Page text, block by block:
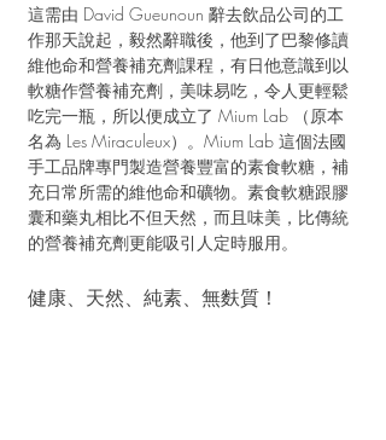
這需由 David Gueunoun 辭去飲品公司的工
作那天說起，毅然辭職後，他到了巴黎修讀
維他命和營養補充劑課程，有日他意識到以
軟糖作營養補充劑，美味易吃，令人更輕鬆
吃完一瓶，所以便成立了 Mium Lab （原本
名為 Les Miraculeux）。Mium Lab 這個法國
手工品牌專門製造營養豐富的素食軟糖，補
充日常所需的維他命和礦物。素食軟糖跟膠
囊和藥丸相比不但天然，而且味美，比傳統
的營養補充劑更能吸引人定時服用。
健康、天然、純素、無麩質！